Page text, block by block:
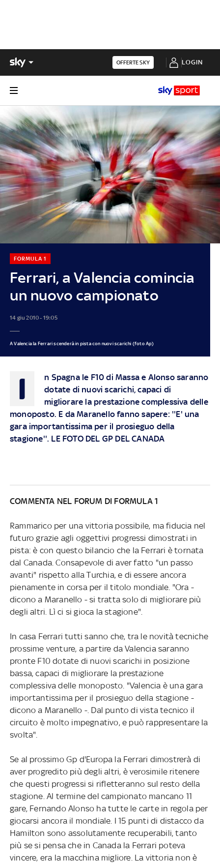
OFFERTE SKY LOGIN
Ferrari, a Valencia comincia
un nuovo campionato
FORMULA 1
14 giu 2010 - 19:05
A Valencia la Ferrari scenderà in pista con nuovi scarichi (foto Ap)
I
n Spagna le F10 di Massa e Alonso saranno
dotate di nuovi scarichi, capaci di
migliorare la prestazione complessiva delle
monoposto. E da Maranello fanno sapere: ''E' una
gara importantissima per il prosieguo della
stagione''. LE FOTO DEL GP DEL CANADA
COMMENTA NEL FORUM DI FORMULA 1
Rammarico per una vittoria possibile, ma fiducia nel
futuro grazie agli oggettivi progressi dimostrati in
pista: è con questo bilancio che la Ferrari è tornata
dal Canada. Consapevole di aver fatto "un passo
avanti" rispetto alla Turchia, e di essere ancora
pienamente in corsa per il titolo mondiale. "Ora -
dicono a Maranello - si tratta solo di migliorare più
degli altri. Lì ci si gioca la stagione".
In casa Ferrari tutti sanno che, tra le novità tecniche
prossime venture, a partire da Valencia saranno
pronte F10 dotate di nuovi scarichi in posizione
bassa, capaci di migliorare la prestazione
complessiva delle monoposto. "Valencia è una gara
importantissima per il prosieguo della stagione -
dicono a Maranello -. Dal punto di vista tecnico il
circuito è molto impegnativo, e può rappresentare la
svolta".
Se al prossimo Gp d'Europa la Ferrari dimostrerà di
aver progredito più degli altri, è verosimile ritenere
che questi progressi si rifletteranno sul resto della
stagione. Al termine del campionato mancano 11
gare, Fernando Alonso ha tutte le carte in regola per
giocarsi ancora il mondiale. I 15 punti di distacco da
Hamilton sono assolutamente recuperabili, tanto
più se si pensa che in Canada la Ferrari poteva
vincere, era la macchina migliore. La vittoria non è